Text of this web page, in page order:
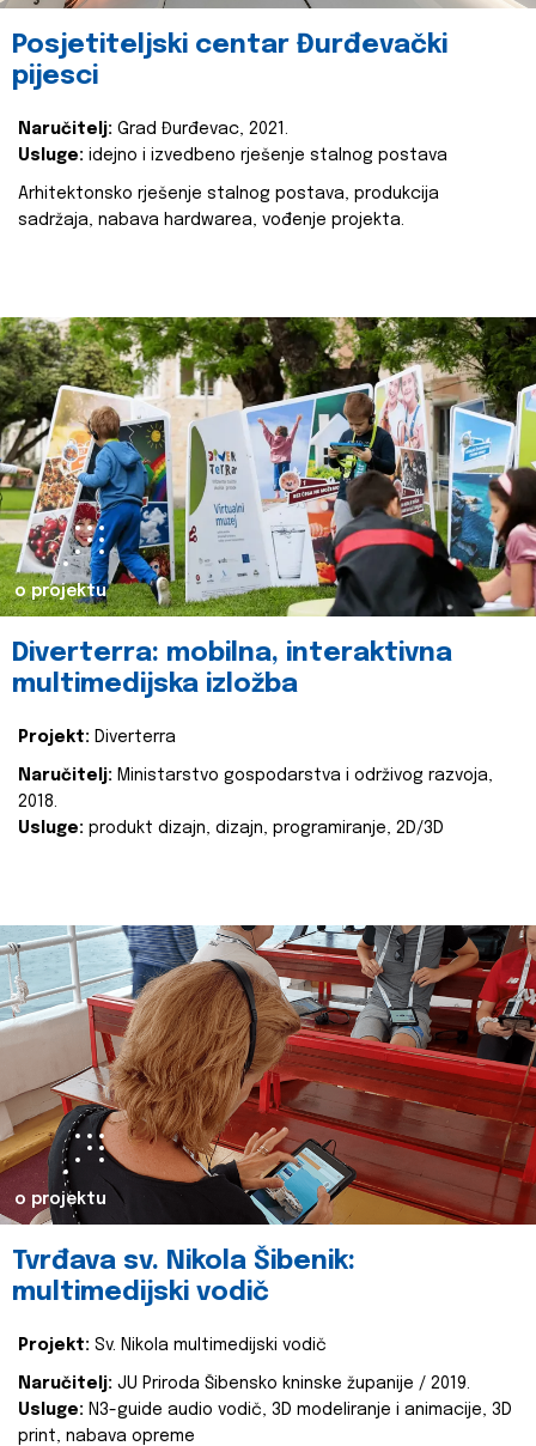
Posjetiteljski centar Đurđevački
pijesci
Naručitelj: Grad Đurđevac, 2021.
Usluge: idejno i izvedbeno rješenje stalnog postava
Arhitektonsko rješenje stalnog postava, produkcija
sadržaja, nabava hardwarea, vođenje projekta.
o projektu
Diverterra: mobilna, interaktivna
multimedijska izložba
Projekt: Diverterra
Naručitelj: Ministarstvo gospodarstva i održivog razvoja,
2018.
Usluge: produkt dizajn, dizajn, programiranje, 2D/3D
o projektu
Tvrđava sv. Nikola Šibenik:
multimedijski vodič
Projekt: Sv. Nikola multimedijski vodič
Naručitelj: JU Priroda Šibensko kninske županije / 2019.
Usluge: N3-guide audio vodič, 3D modeliranje i animacije, 3D
print, nabava opreme